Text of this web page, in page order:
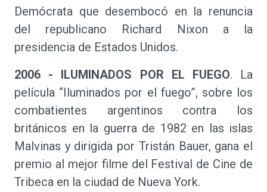
Demócrata que desembocó en la renuncia
del republicano Richard Nixon a la
presidencia de Estados Unidos.
2006 - ILUMINADOS POR EL FUEGO. La
película “Iluminados por el fuego”, sobre los
combatientes argentinos contra los
británicos en la guerra de 1982 en las islas
Malvinas y dirigida por Tristán Bauer, gana el
premio al mejor filme del Festival de Cine de
Tribeca en la ciudad de Nueva York.